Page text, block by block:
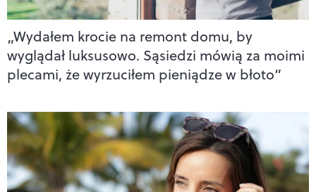
„Wydałem krocie na remont domu, by
wyglądał luksusowo. Sąsiedzi mówią za moimi
plecami, że wyrzuciłem pieniądze w błoto”